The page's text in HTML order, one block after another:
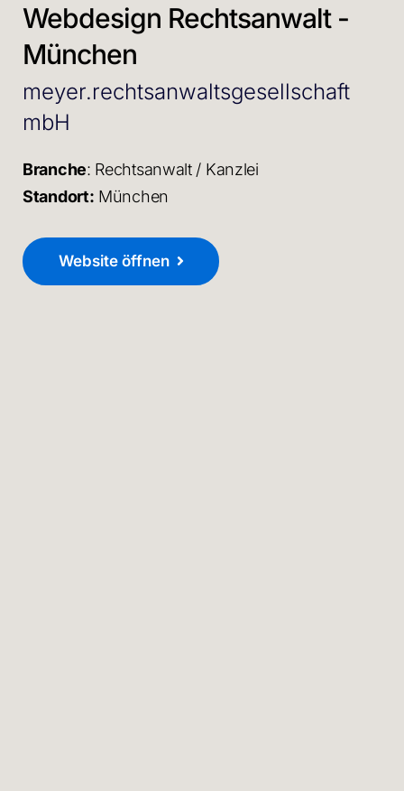
Webdesign Rechtsanwalt -
München
meyer.rechtsanwaltsgesellschaft
mbH
Branche: Rechtsanwalt / Kanzlei
Standort: München
Website öffnen